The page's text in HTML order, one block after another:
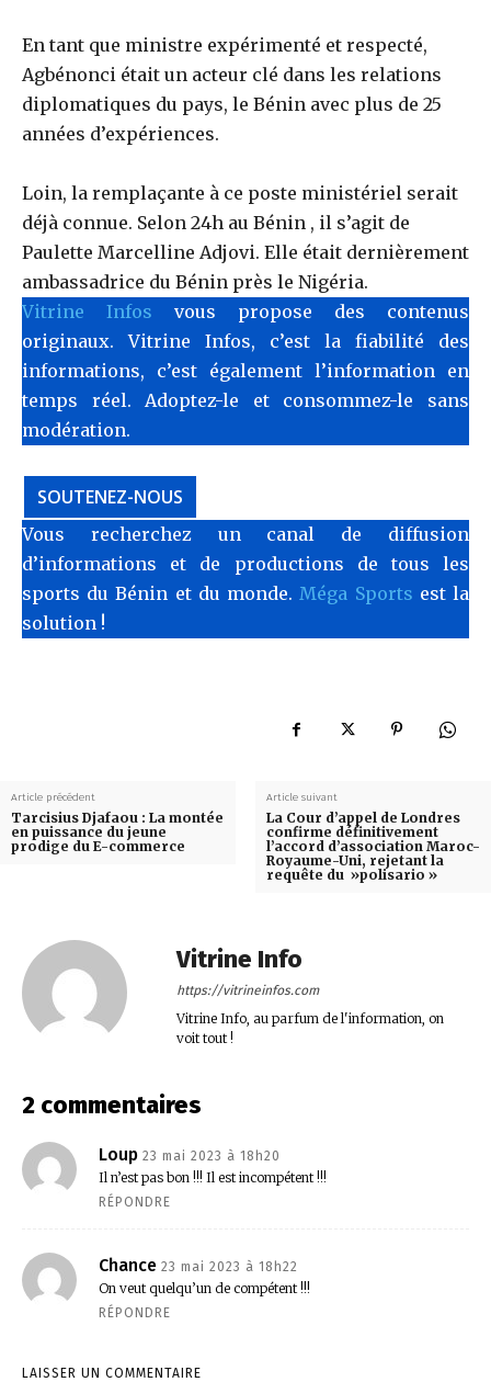
En tant que ministre expérimenté et respecté,
Agbénonci était un acteur clé dans les relations
diplomatiques du pays, le Bénin avec plus de 25
années d’expériences.
Loin, la remplaçante à ce poste ministériel serait
déjà connue. Selon 24h au Bénin , il s’agit de
Paulette Marcelline Adjovi. Elle était dernièrement
ambassadrice du Bénin près le Nigéria.
Vitrine Infos vous propose des contenus
originaux. Vitrine Infos, c’est la fiabilité des
informations, c’est également l’information en
temps réel. Adoptez-le et consommez-le sans
modération.
SOUTENEZ-NOUS
Vous recherchez un canal de diffusion
d’informations et de productions de tous les
sports du Bénin et du monde. Méga Sports est la
solution !
Article précédent
Tarcisius Djafaou : La montée
en puissance du jeune
prodige du E-commerce
Article suivant
La Cour d’appel de Londres
confirme définitivement
l’accord d’association Maroc-
Royaume-Uni, rejetant la
requête du »polisario »
Vitrine Info
https://vitrineinfos.com
Vitrine Info, au parfum de l'information, on
voit tout !
2 commentaires
Loup 23 mai 2023 à 18h20
Il n’est pas bon !!! Il est incompétent !!!
RÉPONDRE
Chance 23 mai 2023 à 18h22
On veut quelqu’un de compétent !!!
RÉPONDRE
LAISSER UN COMMENTAIRE